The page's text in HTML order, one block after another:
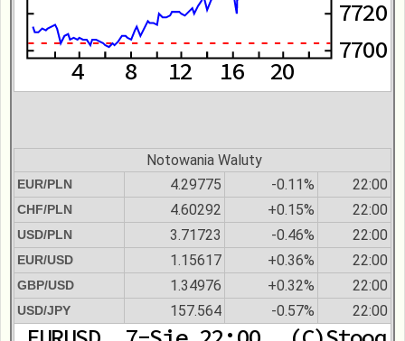
Notowania Waluty
EUR/PLN 4.29775 -0.11% 22:00
CHF/PLN 4.60292 +0.15% 22:00
USD/PLN 3.71723 -0.46% 22:00
EUR/USD 1.15617 +0.36% 22:00
GBP/USD 1.34976 +0.32% 22:00
USD/JPY 157.564 -0.57% 22:00